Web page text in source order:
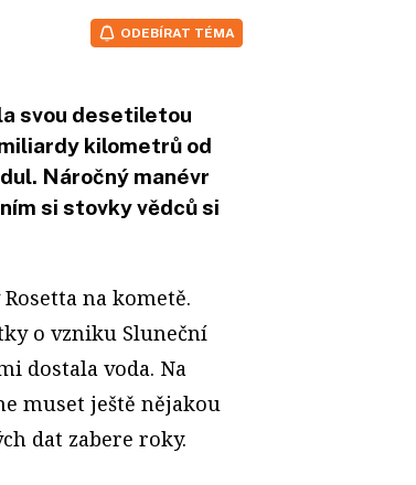
ODEBÍRAT TÉMA
svou desetiletou
kilometrů od
Náročný manévr
si stovky vědců si
na kometě.
o vzniku Sluneční
dostala voda. Na
muset ještě nějakou
dat zabere roky.